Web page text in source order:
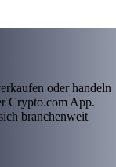
oder handeln
Crypto.com App.
branchenweit